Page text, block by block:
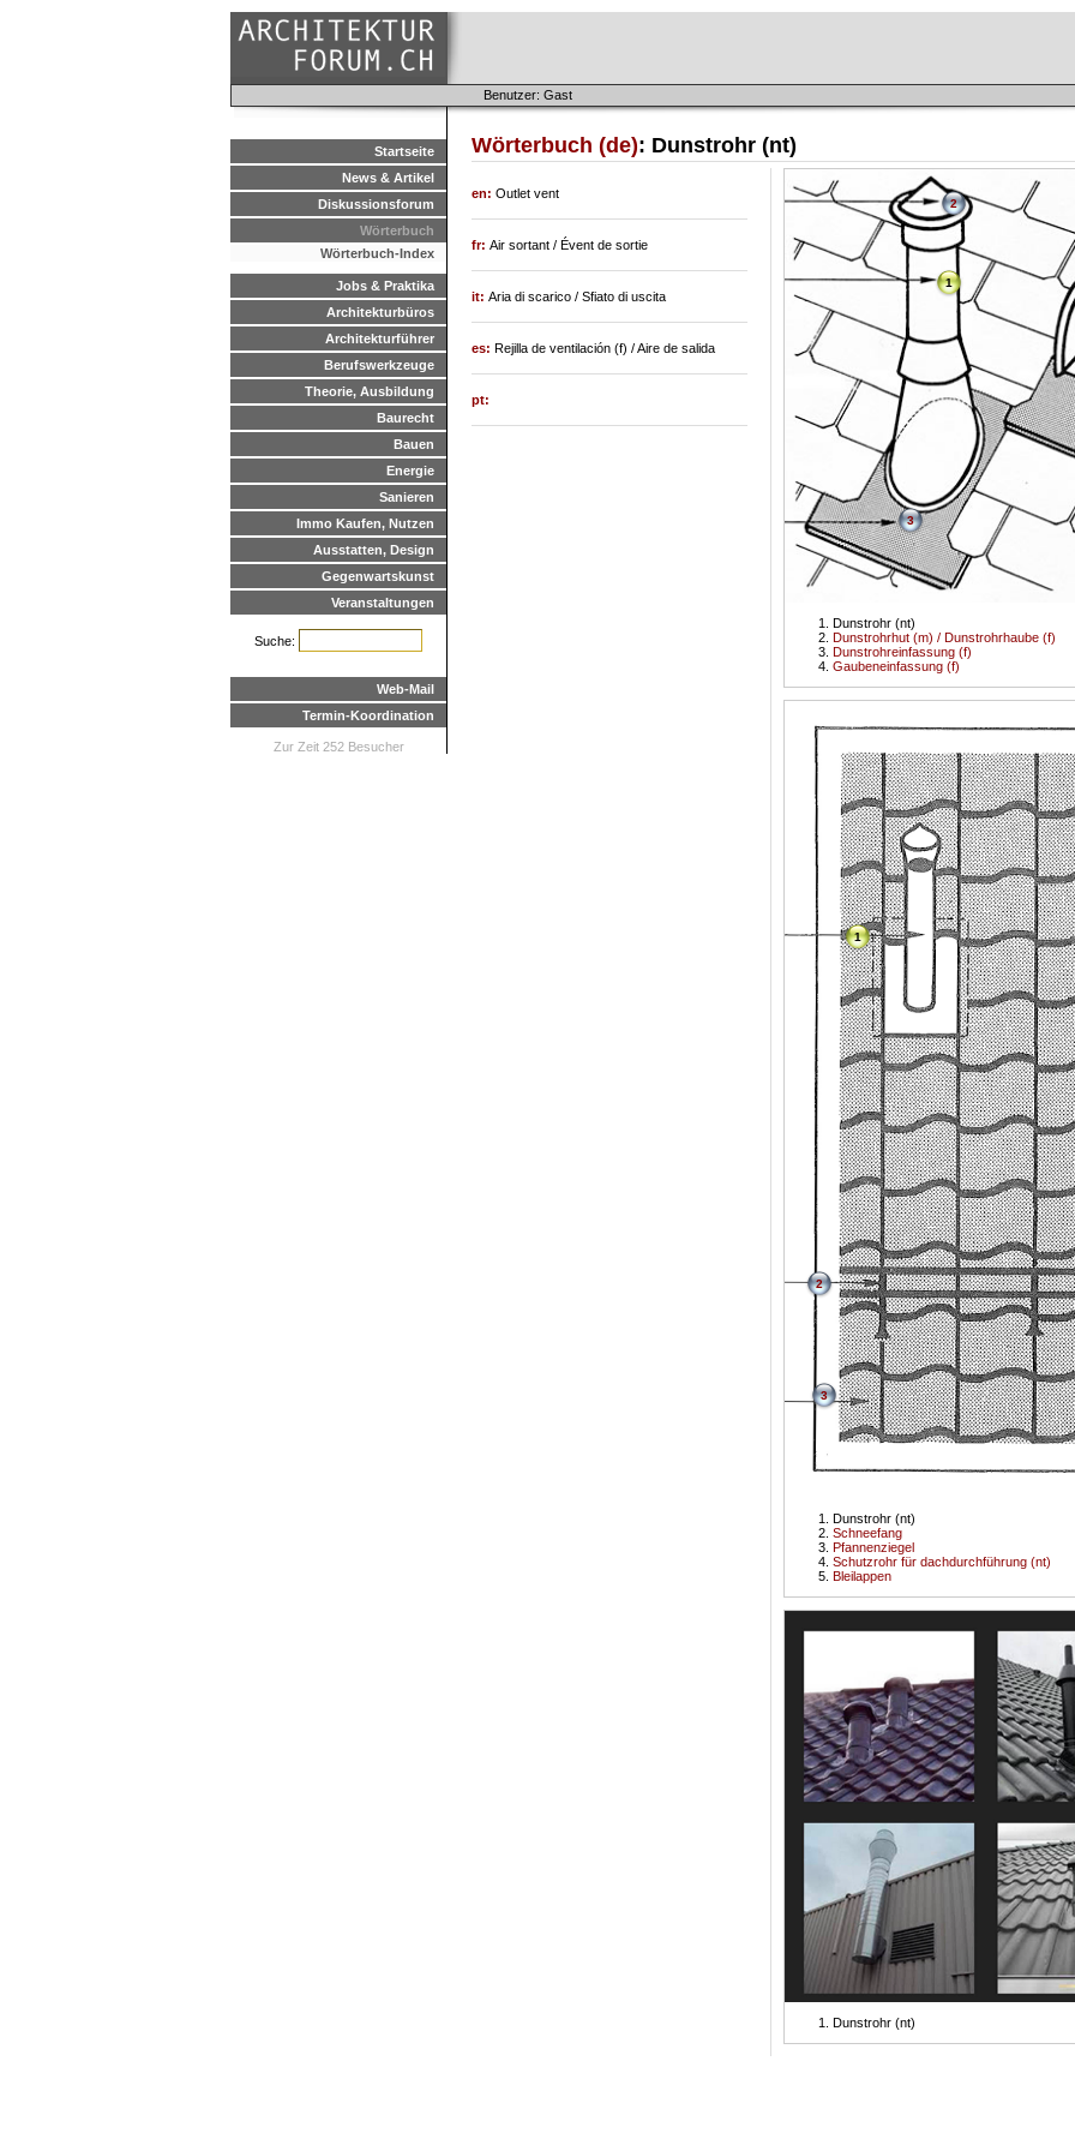
Benutzer: Gast
Startseite
News & Artikel
Diskussionsforum
Wörterbuch
Wörterbuch-Index
Jobs & Praktika
Architekturbüros
Architekturführer
Berufswerkzeuge
Theorie, Ausbildung
Baurecht
Bauen
Energie
Sanieren
Immo Kaufen, Nutzen
Ausstatten, Design
Gegenwartskunst
Veranstaltungen
Suche:
Web-Mail
Termin-Koordination
Zur Zeit 252 Besucher
Wörterbuch (de): Dunstrohr (nt)
1
Dunstrohr (nt)
Dunstrohrhut (m) / Dunstrohrhaube (f)
2
Dunstrohreinfassung (f)
3
Gaubeneinfassung (f)
1
Dunstrohr (nt)
Schneefang
2
Pfannenziegel
3
Schutzrohr für dachdurchführung (nt)
Bleilappen
Dunstrohr (nt)
en: Outlet vent
fr: Air sortant / Évent de sortie
it: Aria di scarico / Sfiato di uscita
es: Rejilla de ventilación (f) / Aire de salida
pt: